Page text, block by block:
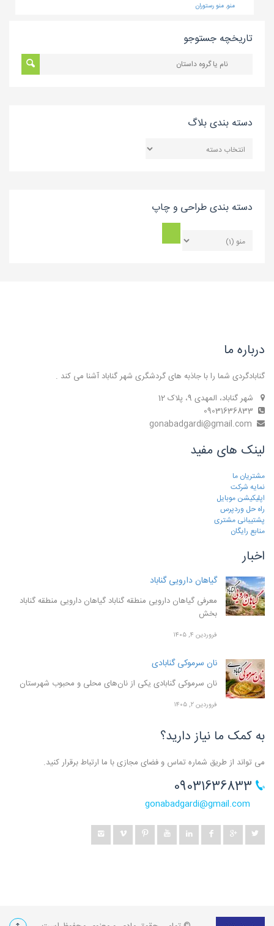
منو, منو رستوران
تاریخچه جستوجو
دسته بندی بلاگ
بندی
دسته بندی طراحی و چاپ
درباره ما
گنابادگردی شما را با جاذبه های گردشگری شهر گناباد آشنا می کند .
شهر گناباد، المهدی 9، پلاک 12
لینک های مفید
مشتریان ما
نمایه شرکت
اپلیکیشن موبایل
راه حل وردپرس
پشتیبانی مشتری
منابع رایگان
اخبار
گیاهان دارویی گناباد
معرفی گیاهان دارویی منطقه گناباد گیاهان دارویی منطقه گناباد
بخش
فروردین ۴, ۱۴۰۵
نان سرموکی گنابادی
نان سرموکی گنابادی یکی از نان‌های محلی و محبوب شهرستان
فروردین ۲, ۱۴۰۵
به کمک ما نیاز دارید؟
می تواند از طریق شماره تماس و فضای مجازی با ما ارتباط برقرار کنید.
gonabadgardi@gmail.com